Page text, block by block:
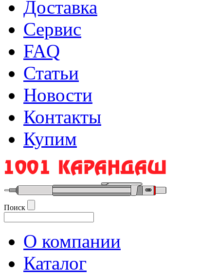
Доставка
Сервис
FAQ
Статьи
Новости
Контакты
Купим
Поиск
О компании
Каталог